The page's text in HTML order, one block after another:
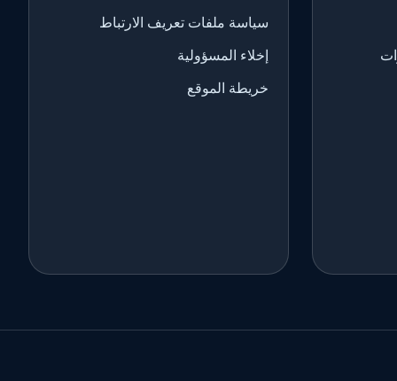
سياسة ملفات تعريف الارتباط
إخلاء المسؤولية
خريطة الموقع